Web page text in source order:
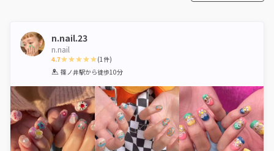
n.nail.23
n.nail
4.7
1 2 3 4 5
(1件)
篠ノ井駅から徒歩10分